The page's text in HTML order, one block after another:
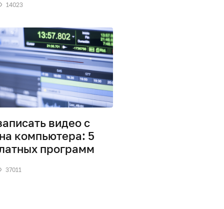
14023
видео с
компьютера: 5
программ
37011